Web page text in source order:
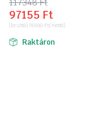
Original
price
was:
117348 Ft.
97155 Ft
Current
price
is:
97155 Ft.
(bruttó)76500 Ft(nettó)
Raktáron